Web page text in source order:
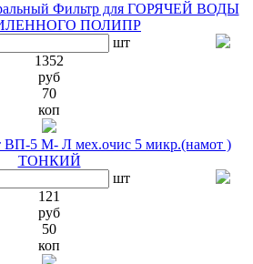
Фильтр для ГОРЯЧЕЙ ВОДЫ
ПОЛИПР
шт
1352
руб
70
коп
ВП-5 М- Л мех.очис 5 микр.(намот )
ТОНКИЙ
шт
121
руб
50
коп